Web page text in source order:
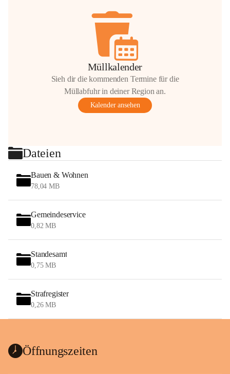
Müllkalender
Sieh dir die kommenden Termine für die
Müllabfuhr in deiner Region an.
Kalender ansehen
Dateien
Bauen & Wohnen
78,04 MB
Gemeindeservice
0,82 MB
Standesamt
0,75 MB
Strafregister
0,26 MB
Öffnungszeiten